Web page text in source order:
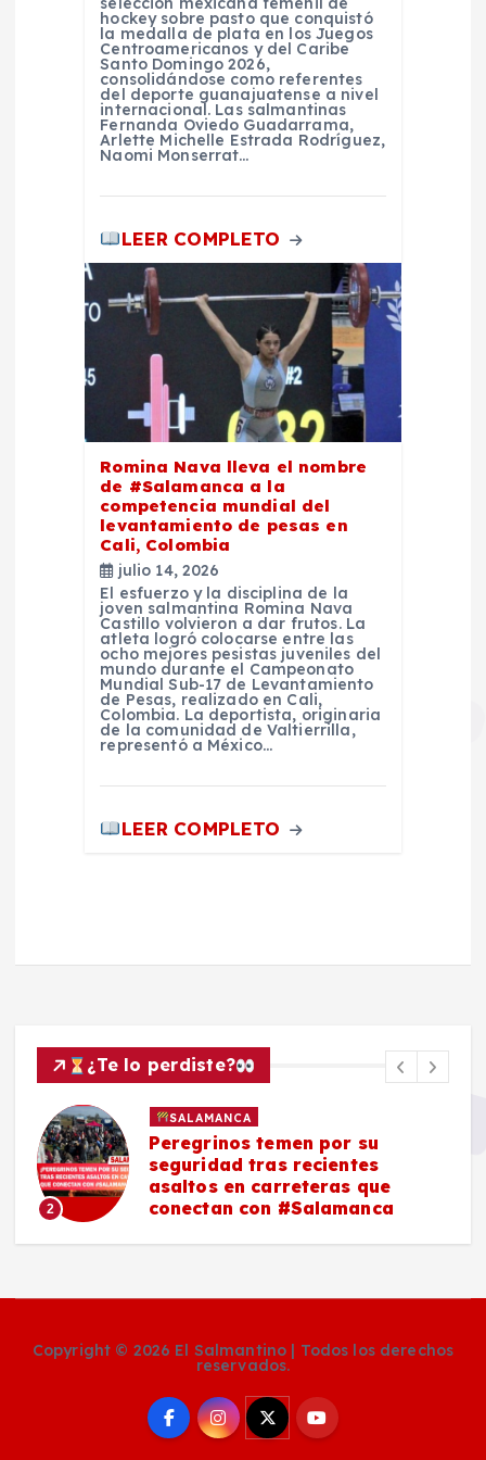
hockey sobre pasto que conquistó
la medalla de plata en los Juegos
Centroamericanos y del Caribe
Santo Domingo 2026,
consolidándose como referentes
del deporte guanajuatense a nivel
internacional. Las salmantinas
Fernanda Oviedo Guadarrama,
Arlette Michelle Estrada Rodríguez,
Naomi Monserrat…
LEER COMPLETO
Romina Nava lleva el nombre
de #Salamanca a la
competencia mundial del
levantamiento de pesas en
Cali, Colombia
julio 14, 2026
El esfuerzo y la disciplina de la
joven salmantina Romina Nava
Castillo volvieron a dar frutos. La
atleta logró colocarse entre las
ocho mejores pesistas juveniles del
mundo durante el Campeonato
Mundial Sub-17 de Levantamiento
de Pesas, realizado en Cali,
Colombia. La deportista, originaria
de la comunidad de Valtierrilla,
representó a México…
LEER COMPLETO
¿Te lo perdiste?
2
SALAMANCA
Peregrinos temen por su
seguridad tras recientes
asaltos en carreteras que
conectan con #Salamanca
Copyright © 2026 El Salmantino | Todos los derechos
reservados.